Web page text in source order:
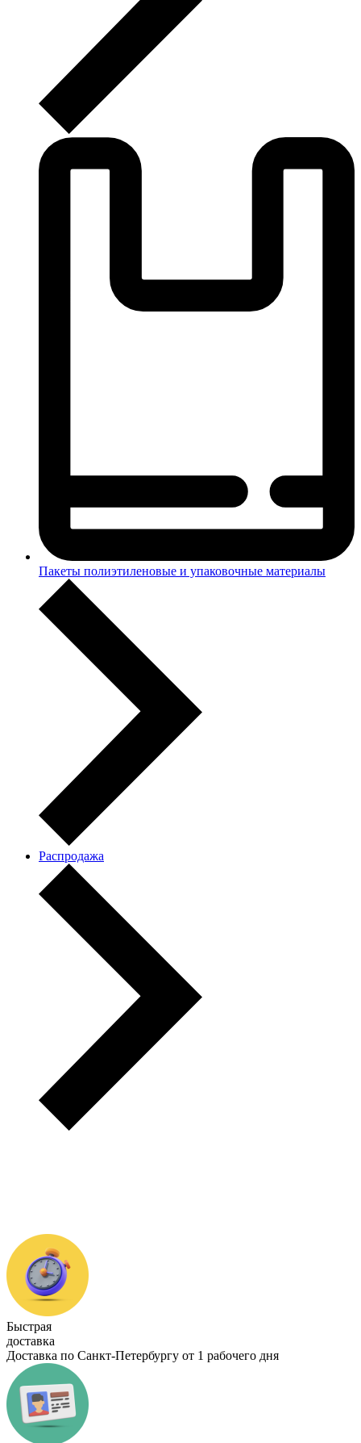
Пакеты полиэтиленовые и упаковочные материалы
Распродажа
Быстрая
доставка
Доставка по Санкт-Петербургу от 1 рабочего дня